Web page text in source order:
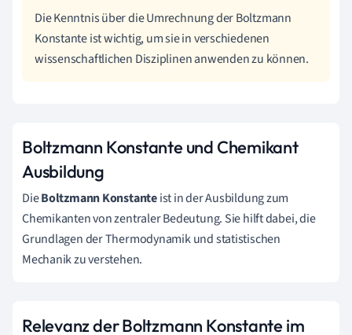
Die Kenntnis über die Umrechnung der Boltzmann
Konstante ist wichtig, um sie in verschiedenen
wissenschaftlichen Disziplinen anwenden zu können.
Boltzmann Konstante und Chemikant
Ausbildung
DieBoltzmann Konstanteist in der Ausbildung zum
Chemikanten von zentraler Bedeutung. Sie hilft dabei, die
Grundlagen der Thermodynamik und statistischen
Mechanik zu verstehen.
Relevanz der Boltzmann Konstante im